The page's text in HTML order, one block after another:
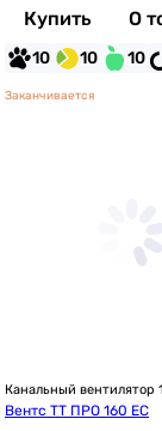
Купить О
10 10 10
Заканчивается
Канальный вентилятор
Вентс ТТ ПРО 160 ЕС